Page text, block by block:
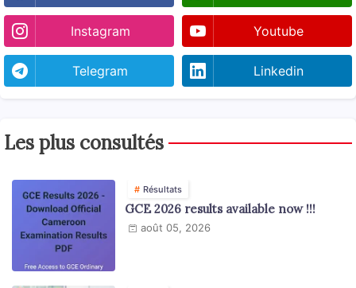
Instagram Youtube
Telegram Linkedin
Les plus consultés
Résultats
GCE 2026 results available now !!!
août 05, 2026